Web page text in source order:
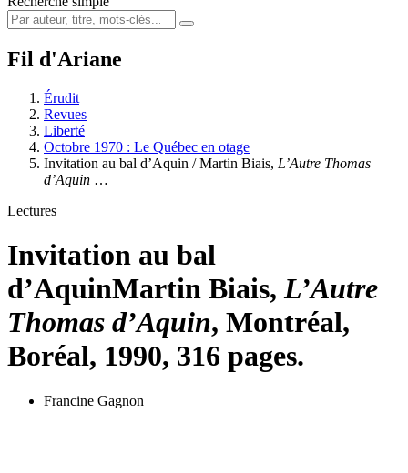
Fil d'Ariane
Érudit
Revues
Liberté
Octobre 1970 : Le Québec en otage
Invitation au bal d’Aquin / Martin Biais, L’Autre Thomas
d’Aquin …
Lectures
Invitation au bal
d’AquinMartin Biais, L’Autre
Thomas d’Aquin, Montréal,
Boréal, 1990, 316 pages.
Francine Gagnon